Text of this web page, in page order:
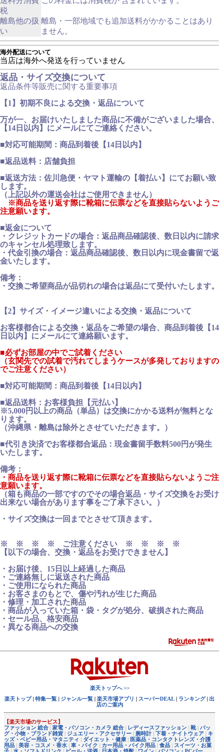
税
離島他の扱
い
離島・一部地域でも追加送料がかかることはあり
ません。
海外配送について
当店は海外へ発送を行っていません
返品・サイズ交換について
返品条件等販売に関する重要事項
【1】初期不良による交換・返品について
万が一、お届けいたしました商品に不備がございました場合、
【14日以内】にメールにてご連絡ください。
■対応可能期間：商品到着後【14日以内】
■返品送料：店舗負担
■返送方法：佐川急便・ヤマト運輸の【着払い】にてお願い致
します。
（上記以外の運送会社はご使用できません）
※商品を送り返す際に靴箱に伝票などを直接貼らないようご
注意願います。
■返金について
・クレジットカードの場合：返品商品確認後、数日以内に請求
のキャンセル処理致します。
・代金引換の場合：返品商品確認後、数日以内に現金書留で返
金いたします。
備考：
・交換ご希望商品が品切れの場合は返品にて受付いたします。
【2】サイズ・イメージ違いによる交換・返品について
お客様都合による交換・返品をご希望の場合、商品到着後【14
日以内】にメールにて連絡願います。
■必ずお部屋の中でご試着ください
（玄関先での試着で汚れてしまうケースが多発しておりますの
でご注意ください）
■対応可能期間：商品到着後【14日以内】
■返品送料：お客様負担【元払い】
※5,000円以上の商品（単品）は交換にかかる送料が無料とな
ります。
（沖縄県・離島は除外とさせていただきます。）
■代引き決済でお客様都合返品：現金書留手数料500円が発生
いたします。
備考：
・商品を送り返す際に靴箱に伝票などを直接貼らないようご注
意願います。
（箱も商品の一部ですのでその場合返品・サイズ交換をお受け
出来ない場合があります事をご了承下さい。）
・サイズ交換は一回までとさせて頂きます。
※ ※ ※ ※ ご注意ください ※ ※ ※ ※
【以下の場合、交換・返品をお受けできません】
・お届け後、15日以上経過した商品
・ご連絡無しに返送された商品
・ご使用になられた商品
・お客さまのもとで、傷や汚れが生じた商品
・修理・加工された商品
・商品が入っていた箱・袋・タグが処分、破損された商品
・セール品、格安商品
・異なる商品への交換
楽天トップへ >>
楽天トップ| 特集一覧 | ジャンル一覧 | 楽天市場アプリ | スーパーDEAL | ランキング| 出
店のご案内
【楽天市場のサービス】
ファッション 総合 | 家電・パソコン・カメラ 総合 | レディースファッション | 靴| バッ
グ・小物・ブランド雑貨 | ジュエリー・アクセサリー | 腕時計 | 下着・ナイトウェア | キ
ッズ・ベビー用品・マタニティ | ダイエット・健康 | 医薬品・コンタクトレンズ・介護
用品 | 美容・コスメ・香水 | 車・バイク | カー用品・バイク用品 | 食品 | スイーツ・お菓